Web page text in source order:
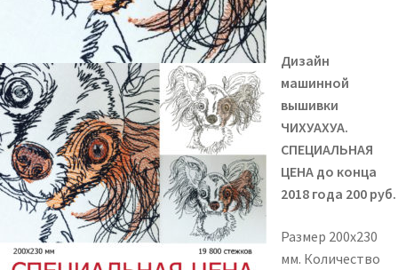
Дизайн
машинной
вышивки
ЧИХУАХУА.
СПЕЦИАЛЬНАЯ
ЦЕНА до конца
2018 года 200 руб.
Размер 200х230
мм. Количество